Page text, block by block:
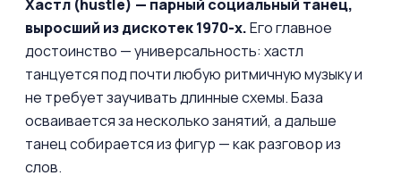
Хастл (hustle) — парный социальный танец,
выросший из дискотек 1970-х.Его главное
достоинство — универсальность: хастл
танцуется под почти любую ритмичную музыку и
не требует заучивать длинные схемы. База
осваивается за несколько занятий, а дальше
танец собирается из фигур — как разговор из
слов.